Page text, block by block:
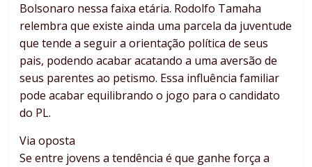
Bolsonaro nessa faixa etária. Rodolfo Tamaha
relembra que existe ainda uma parcela da juventude
que tende a seguir a orientação política de seus
pais, podendo acabar acatando a uma aversão de
seus parentes ao petismo. Essa influência familiar
pode acabar equilibrando o jogo para o candidato
do PL.
Via oposta
Se entre jovens a tendência é que ganhe força a